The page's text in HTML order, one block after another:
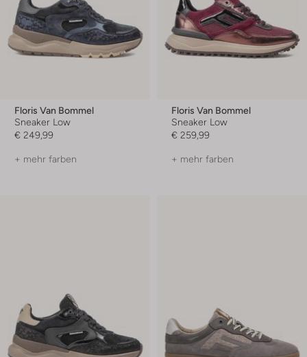
Floris Van Bommel
Sneaker Low
€ 249,99
+ mehr farben
Floris Van Bommel
Sneaker Low
€ 259,99
+ mehr farben